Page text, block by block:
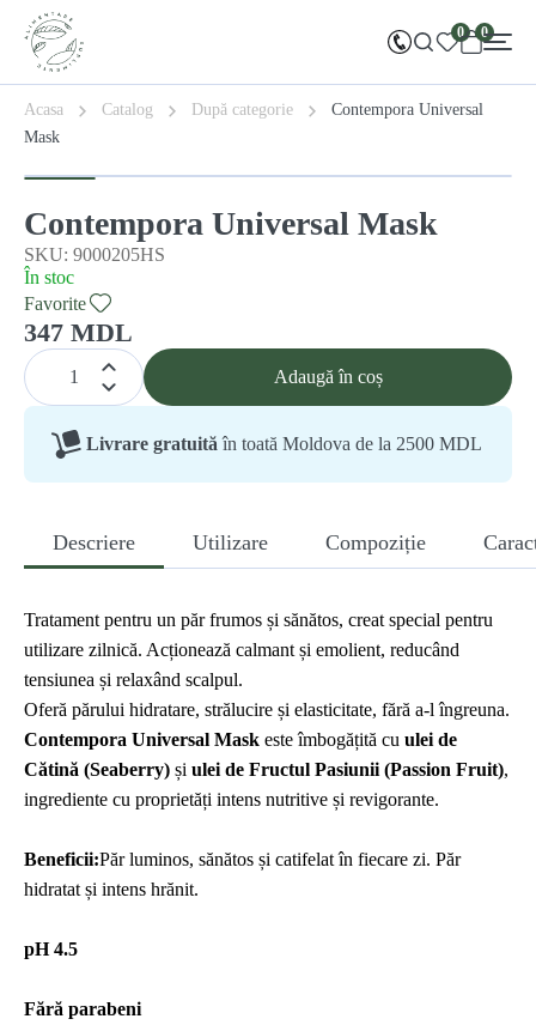
0 0
Acasa Catalog După categorie
Contempora Universal
Mask
Contempora Universal Mask
SKU: 9000205HS
În stoc
Favorite
347 MDL
Adaugă în coș
Livrare gratuită în toată Moldova de la 2500 MDL
Descriere Utilizare Compoziție
Tratament pentru un păr frumos și sănătos, creat special pentru
utilizare zilnică. Acționează calmant și emolient, reducând
tensiunea și relaxând scalpul.
Oferă părului hidratare, strălucire și elasticitate, fără a-l îngreuna.
Contempora Universal Mask este îmbogățită cu ulei de
Cătină (Seaberry) și ulei de Fructul Pasiunii (Passion Fruit),
ingrediente cu proprietăți intens nutritive și revigorante.
Beneficii:Păr luminos, sănătos și catifelat în fiecare zi. Păr
hidratat și intens hrănit.
pH 4.5
Fără parabeni